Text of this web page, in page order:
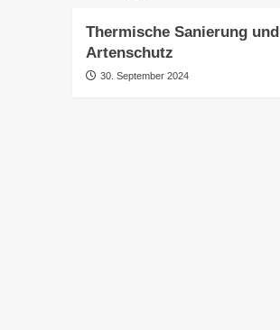
Thermische Sanierung und
Artenschutz
30. September 2024